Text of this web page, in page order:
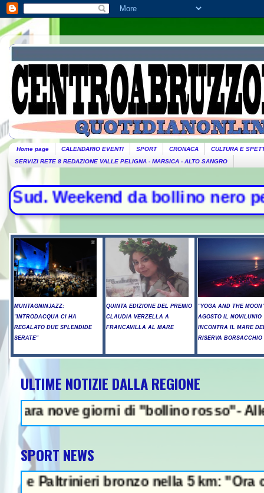
Home page CALENDARIO EVENTI SPORT CRONACA
CULTURA E
SERVIZI RETE 8 REDAZIONE VALLE PELIGNA - MARSICA - ALTO SANGRO
da bollino nero per
MUNTAGNINJAZZ:
"INTRODACQUA CI HA
REGALATO DUE SPLENDIDE
SERATE"
QUINTA EDIZIONE DEL PREMIO
CLAUDIA VERZELLA A
FRANCAVILLA AL MARE
"YOGA AND THE
AGOSTO IL NOVILUNIO
INCONTRA IL MARE
RISERVA BORSACCHIO
ULTIME NOTIZIE DALLA REGIONE
giorni di "bollino rosso"- Allerta
SPORT NEWS
bronzo nella 5 km: "Ora ci
NEWS IN